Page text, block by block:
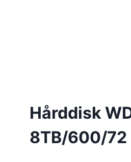
Hårddisk
8TB/600/72